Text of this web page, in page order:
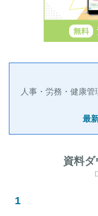
人事・労務・健康
最
資料